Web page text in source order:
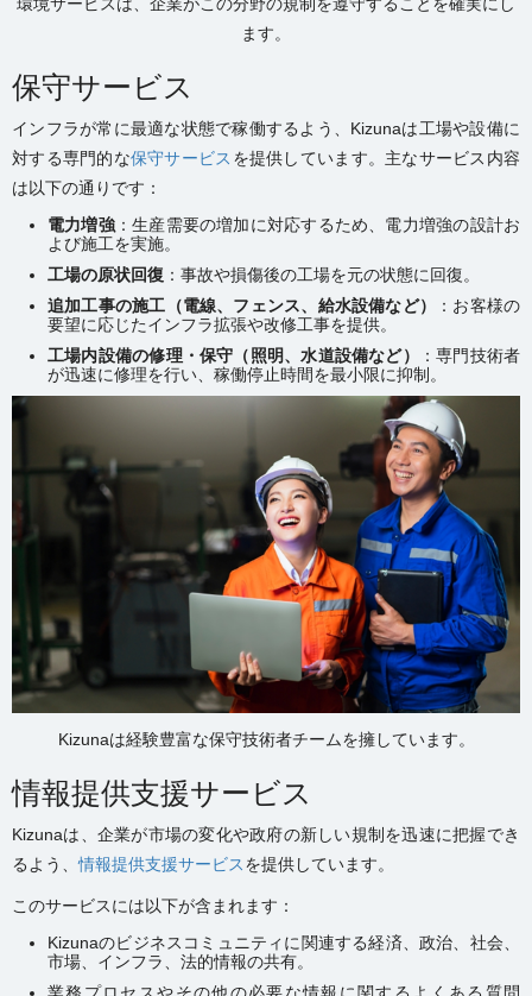
ます。
保守サービス
インフラが常に最適な状態で稼働するよう、Kizunaは工場や設備に
対する専門的な保守サービス を提供しています。主なサービス内容
は以下の通りです：
電力増強：生産需要の増加に対応するため、電力増強の設計お
よび施工を実施。
工場の原状回復 ：事故や損傷後の工場を元の状態に回復。
追加工事の施工（電線、フェンス、給水設備など）
：お客様の
要望に応じたインフラ拡張や改修工事を提供。
工場内設備の修理・保守（照明、水道設備など）
：専門技術者
が迅速に修理を行い、稼働停止時間を最小限に抑制。
Kizunaは経験豊富な保守技術者チームを擁しています。
情報提供支援サービス
Kizunaは、企業が市場の変化や政府の新しい規制を迅速に把握でき
るよう、情報提供支援サービスを提供しています。
このサービスには以下が含まれます：
Kizunaのビジネスコミュニティに関連する経済、政治、社会、
市場、インフラ、法的情報の共有。